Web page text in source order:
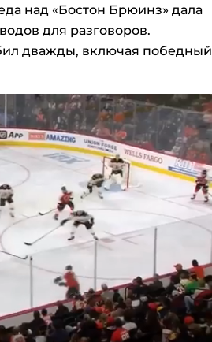
над «Бостон Брюинз» дала
для разговоров.
дважды, включая победный